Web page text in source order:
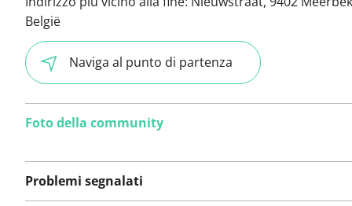
België
Naviga al punto di partenza
Foto della community
Problemi segnalati